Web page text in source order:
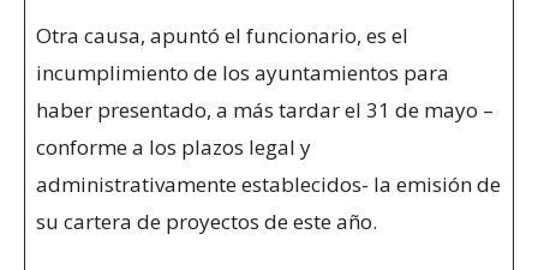
Otra causa, apuntó el funcionario, es el
incumplimiento de los ayuntamientos para
haber presentado, a más tardar el 31 de mayo –
conforme a los plazos legal y
administrativamente establecidos- la emisión de
su cartera de proyectos de este año.